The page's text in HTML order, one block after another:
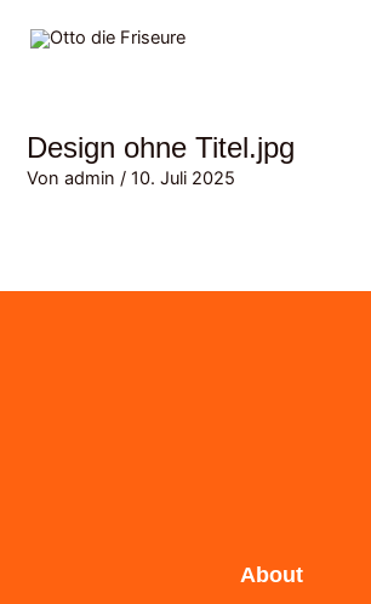
Inhalt
Design ohne Titel.jpg
Vonadmin/10. Juli 2025
About